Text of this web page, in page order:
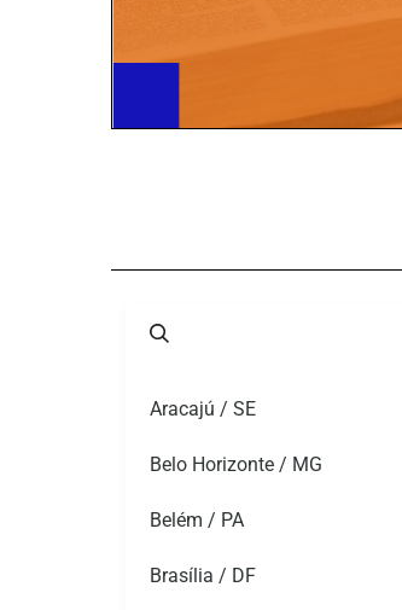
Aracajú / SE
Belo Horizonte / MG
Belém / PA
Brasília / DF